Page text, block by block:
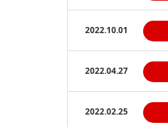
2022.10.01
2022.04.27
2022.02.25